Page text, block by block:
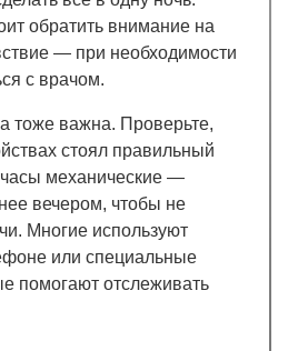
обратить внимание на
— при необходимости
с врачом.
тоже важна. Проверьте,
стоял правильный
механические —
вечером, чтобы не
Многие используют
или специальные
помогают отслеживать